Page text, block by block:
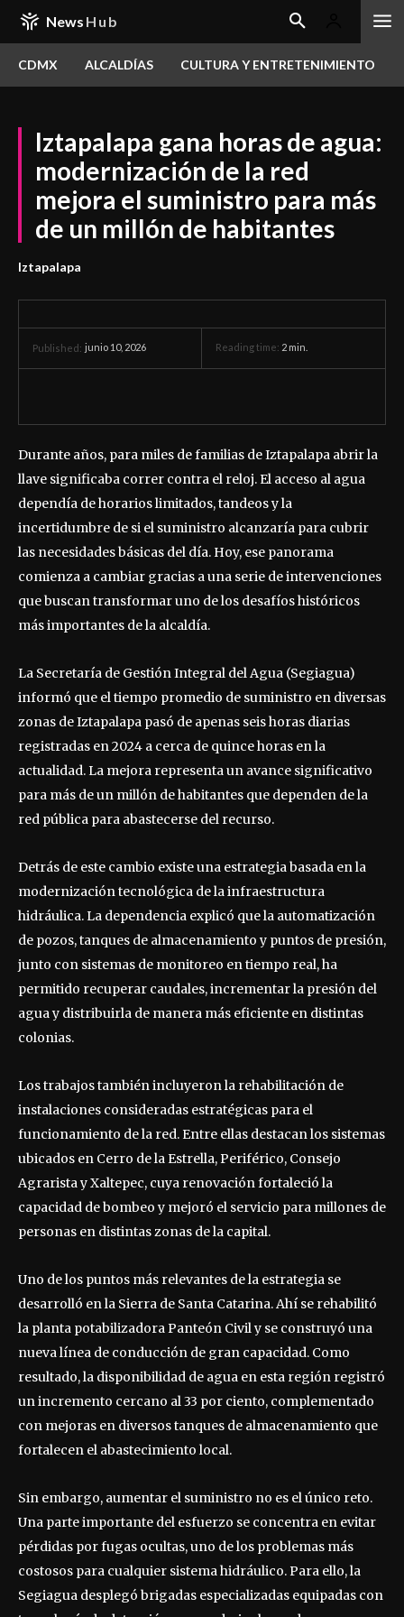
News Hub
CDMX ALCALDÍAS CULTURA Y ENTRETENIMIENTO
Iztapalapa gana horas de agua:
modernización de la red
mejora el suministro para más
de un millón de habitantes
Iztapalapa
Published: junio 10, 2026 Reading time: 2 min.
Durante años, para miles de familias de Iztapalapa abrir la
llave significaba correr contra el reloj. El acceso al agua
dependía de horarios limitados, tandeos y la
incertidumbre de si el suministro alcanzaría para cubrir
las necesidades básicas del día. Hoy, ese panorama
comienza a cambiar gracias a una serie de intervenciones
que buscan transformar uno de los desafíos históricos
más importantes de la alcaldía.
La Secretaría de Gestión Integral del Agua (Segiagua)
informó que el tiempo promedio de suministro en diversas
zonas de Iztapalapa pasó de apenas seis horas diarias
registradas en 2024 a cerca de quince horas en la
actualidad. La mejora representa un avance significativo
para más de un millón de habitantes que dependen de la
red pública para abastecerse del recurso.
Detrás de este cambio existe una estrategia basada en la
modernización tecnológica de la infraestructura
hidráulica. La dependencia explicó que la automatización
de pozos, tanques de almacenamiento y puntos de presión,
junto con sistemas de monitoreo en tiempo real, ha
permitido recuperar caudales, incrementar la presión del
agua y distribuirla de manera más eficiente en distintas
colonias.
Los trabajos también incluyeron la rehabilitación de
instalaciones consideradas estratégicas para el
funcionamiento de la red. Entre ellas destacan los sistemas
ubicados en Cerro de la Estrella, Periférico, Consejo
Agrarista y Xaltepec, cuya renovación fortaleció la
capacidad de bombeo y mejoró el servicio para millones de
personas en distintas zonas de la capital.
Uno de los puntos más relevantes de la estrategia se
desarrolló en la Sierra de Santa Catarina. Ahí se rehabilitó
la planta potabilizadora Panteón Civil y se construyó una
nueva línea de conducción de gran capacidad. Como
resultado, la disponibilidad de agua en esta región registró
un incremento cercano al 33 por ciento, complementado
con mejoras en diversos tanques de almacenamiento que
fortalecen el abastecimiento local.
Sin embargo, aumentar el suministro no es el único reto.
Una parte importante del esfuerzo se concentra en evitar
pérdidas por fugas ocultas, uno de los problemas más
costosos para cualquier sistema hidráulico. Para ello, la
Segiagua desplegó brigadas especializadas equipadas con